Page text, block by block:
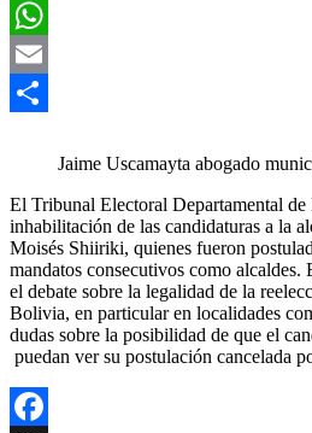
X
WhatsApp
Email
Jaime Uscamayta abogado
El Tribunal Electoral Departamental
inhabilitación de las candidaturas a la
Moisés Shiiriki, quienes fueron
mandatos consecutivos como alcaldes.
el debate sobre la legalidad de la
Bolivia, en particular en localidades
dudas sobre la posibilidad de que el
puedan ver su postulación cancelada